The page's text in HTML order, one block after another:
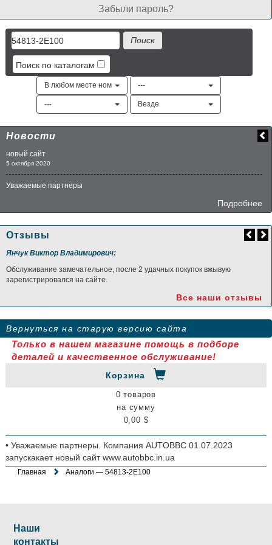
Забыли пароль?
Новости
новый сайт
5 октября 2020
Уважаемые партнеры
Подробнее
Отзывы
Янчук Виктор Владимирович:
Обслуживание замечательное, после 2 удачных покупок вжывую
зарегистрировался на сайте.
Все наши отзывы
Вернуться на старую версию сайта
Поиск по каталогам
В любом месте номера ---
--- Везде
Только в нашем магазине помощь в подборе
деталей и качественное обслуживание!
Корзина
0 товаров
на сумму
0,00 $
• Уважаемые партнеры. Компания AUTOBBC 01.07.2023
запускакает новый сайт www.autobbc.in.ua
Главная Аналоги — 54813-2E100
Наши
контакты